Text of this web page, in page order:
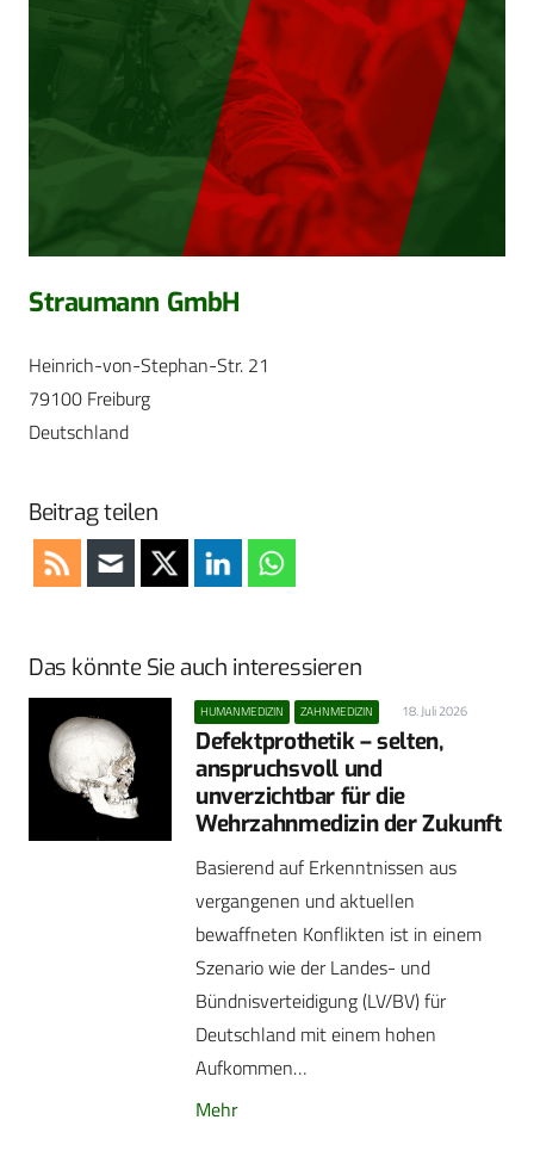
Straumann GmbH
Heinrich-von-Stephan-Str. 21
79100 Freiburg
Deutschland
Beitrag teilen
Das könnte Sie auch interessieren
HUMANMEDIZIN ZAHNMEDIZIN 18. Juli 2026
Defektprothetik – selten,
anspruchsvoll und
unverzichtbar für die
Wehrzahnmedizin der Zukunft
Basierend auf Erkenntnissen aus
vergangenen und aktuellen
bewaffneten Konflikten ist in einem
Szenario wie der Landes- und
Bündnisverteidigung (LV/BV) für
Deutschland mit einem hohen
Aufkommen…
Mehr